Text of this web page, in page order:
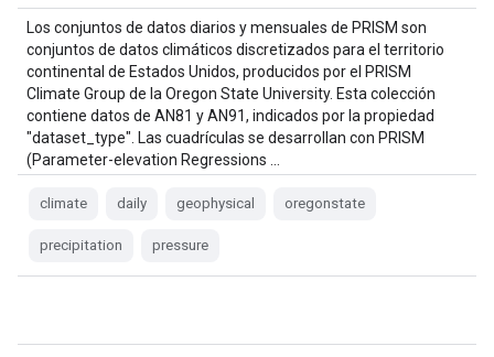
Los conjuntos de datos diarios y mensuales de PRISM son
conjuntos de datos climáticos discretizados para el territorio
continental de Estados Unidos, producidos por el PRISM
Climate Group de la Oregon State University. Esta colección
contiene datos de AN81 y AN91, indicados por la propiedad
"dataset_type". Las cuadrículas se desarrollan con PRISM
(Parameter-elevation Regressions …
climate daily geophysical oregonstate
precipitation pressure